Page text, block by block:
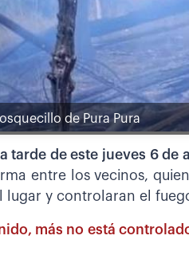
de Pura Pura
tarde de este jueves 6 de
entre los vecinos,
lugar y controlaran el
más no está